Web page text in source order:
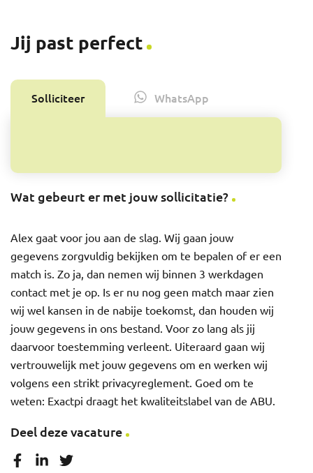
met Alex Pop op 06 - 273 70 489 of alex@exactpi.nl.
Jij past perfect
Solliciteer WhatsApp
Wat gebeurt er met jouw sollicitatie?
Alex gaat voor jou aan de slag. Wij gaan jouw
gegevens zorgvuldig bekijken om te bepalen of er een
match is. Zo ja, dan nemen wij binnen 3 werkdagen
contact met je op. Is er nu nog geen match maar zien
wij wel kansen in de nabije toekomst, dan houden wij
jouw gegevens in ons bestand. Voor zo lang als jij
daarvoor toestemming verleent. Uiteraard gaan wij
vertrouwelijk met jouw gegevens om en werken wij
volgens een strikt privacyreglement. Goed om te
weten: Exactpi draagt het kwaliteitslabel van de ABU.
Deel deze vacature